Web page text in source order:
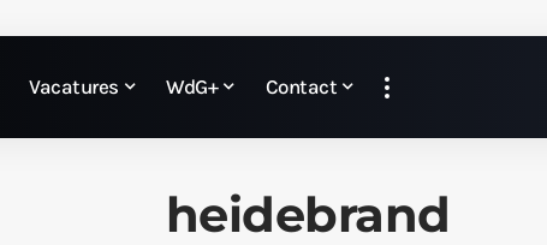
Vacatures WdG+ Contact
heidebrand